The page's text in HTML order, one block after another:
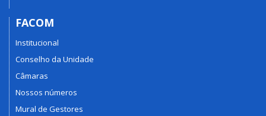
FACOM
Institucional
Conselho da Unidade
Câmaras
Nossos números
Mural de Gestores